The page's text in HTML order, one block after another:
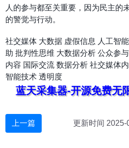
人的参与都至关重要，因为民主的
的警觉与行动。
社交媒体 大数据 虚假信息 人工智能
助 批判性思维 大数据分析 公众参与
内容 国际交流 数据分析 社交媒体
智能技术 透明度
蓝天采集器-开源免费无
上一篇 更新时间 2025-